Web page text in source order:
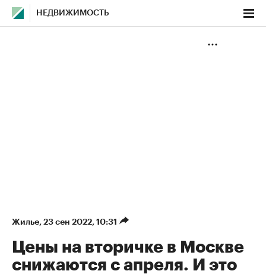
НЕДВИЖИМОСТЬ
Жилье⁠, 23 сен 2022, 10:31
Цены на вторичке в Москве
снижаются с апреля. И это